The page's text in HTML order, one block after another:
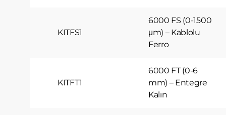
KITFS1
6000 FS (0-1500
μm) – Kablolu
Ferro
KITFT1
6000 FT (0-6
mm) – Entegre
Kalın
sayfaları
Örneğin,
3.6.